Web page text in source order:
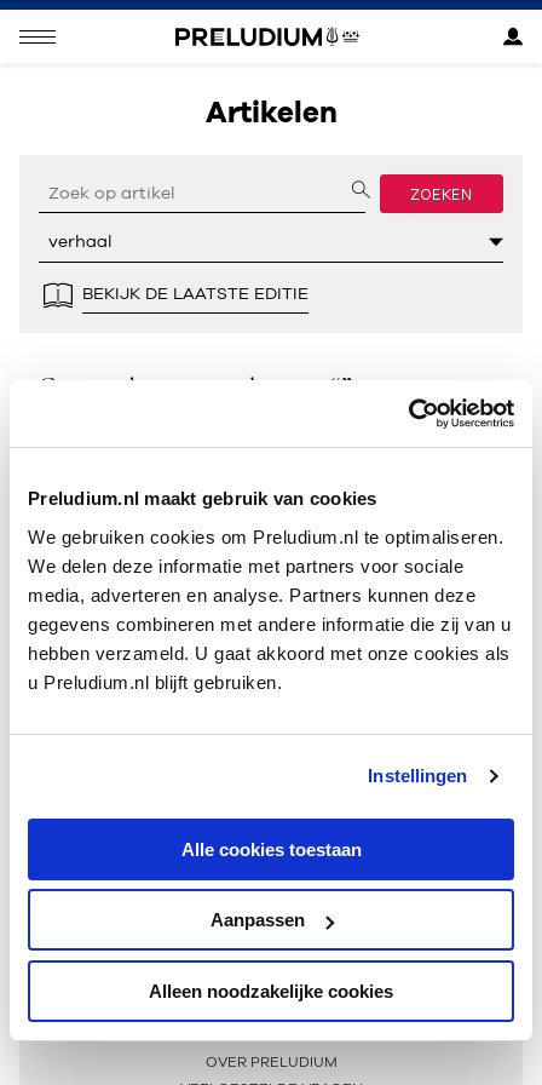
Preludium.nl maakt gebruik van cookies
We gebruiken cookies om Preludium.nl te optimaliseren.
We delen deze informatie met partners voor sociale
media, adverteren en analyse. Partners kunnen deze
gegevens combineren met andere informatie die zij van u
hebben verzameld. U gaat akkoord met onze cookies als
u Preludium.nl blijft gebruiken.
Instellingen
Alle cookies toestaan
Aanpassen
Alleen noodzakelijke cookies
Artikelen
ZOEKEN
BEKIJK DE LAATSTE EDITIE
Geen resultaten gevonden voor “”.
Meer informatie
OVER PRELUDIUM